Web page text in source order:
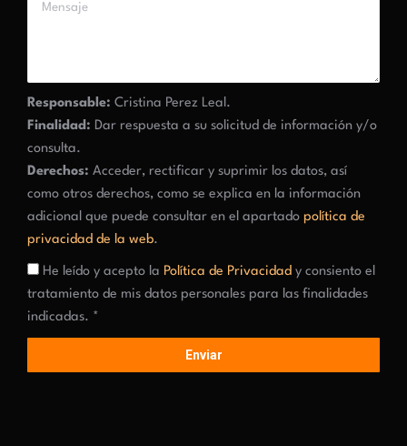
Responsable: Cristina Perez Leal.
Finalidad: Dar respuesta a su solicitud de información y/o
consulta.
Derechos: Acceder, rectificar y suprimir los datos, así
como otros derechos, como se explica en la información
adicional que puede consultar en el apartado política de
privacidad de la web.
He leído y acepto la Política de Privacidad y consiento el
tratamiento de mis datos personales para las finalidades
indicadas. *
Enviar